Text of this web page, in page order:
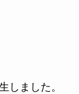
しました。